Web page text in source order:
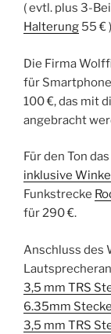
( evtl. plus 3-
Halterung 55 € )
Die Firma
für
100 €, das mit
angebracht
Für den Ton das
inklusive
Funkstrecke
für 290 €.
Anschluss des
3,5 mm TRS
6.35mm
3,5 mm TRS